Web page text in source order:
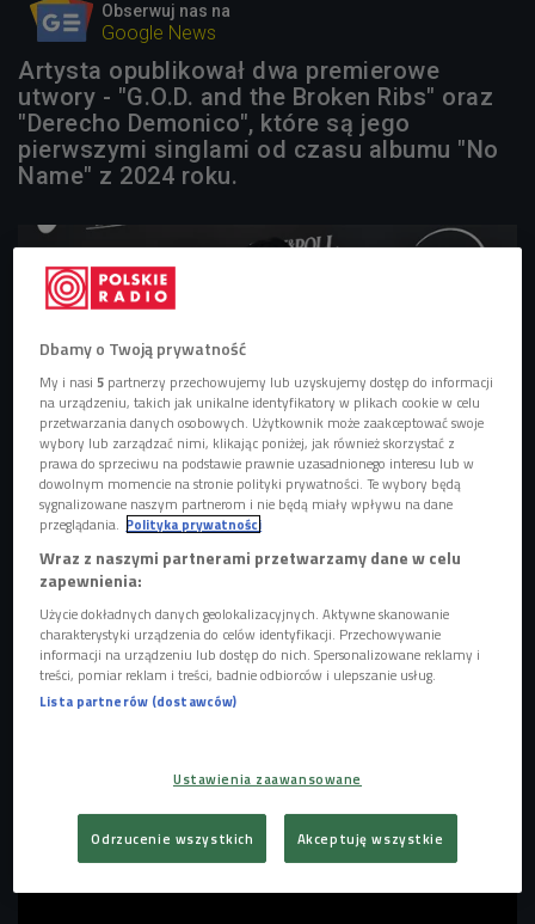
Obserwuj nas na
Google News
Artysta opublikował dwa premierowe
utwory - "G.O.D. and the Broken Ribs" oraz
"Derecho Demonico", które są jego
pierwszymi singlami od czasu albumu "No
Name" z 2024 roku.
Jack White Foto: Scott Kirkland/Shutterstock/East News
Premiera singli zbiegła się z kolejnym występem Jacka
pojawił się jako gość muzyczny już po raz szósty.Oba
utwory zostały wyprodukowane samodzielnie przez
White’a, co wpisuje się w jego wieloletnią filozofię pełnej
Dominic Davis(bas) iBobby Emmett
(instrumenty klawiszowe).
Dbamy o Twoją prywatność
My i nasi5 partnerzy przechowujemy lub uzyskujemy dostęp do informacji
na urządzeniu, takich jak unikalne identyfikatory w plikach cookie w celu
przetwarzania danych osobowych. Użytkownik może zaakceptować swoje
wybory lub zarządzać nimi, klikając poniżej, jak również skorzystać z
prawa do sprzeciwu na podstawie prawnie uzasadnionego interesu lub w
dowolnym momencie na stronie polityki prywatności. Te wybory będą
sygnalizowane naszym partnerom i nie będą miały wpływu na dane
przeglądania. Polityka prywatności
Wraz z naszymi partnerami przetwarzamy dane w celu
zapewnienia:
Użycie dokładnych danych geolokalizacyjnych. Aktywne skanowanie
charakterystyki urządzenia do celów identyfikacji. Przechowywanie
informacji na urządzeniu lub dostęp do nich. Spersonalizowane reklamy i
treści, pomiar reklam i treści, badnie odbiorców i ulepszanie usług.
Lista partnerów (dostawców)
Ustawienia zaawansowane
Odrzucenie wszystkich Akceptuję wszystkie